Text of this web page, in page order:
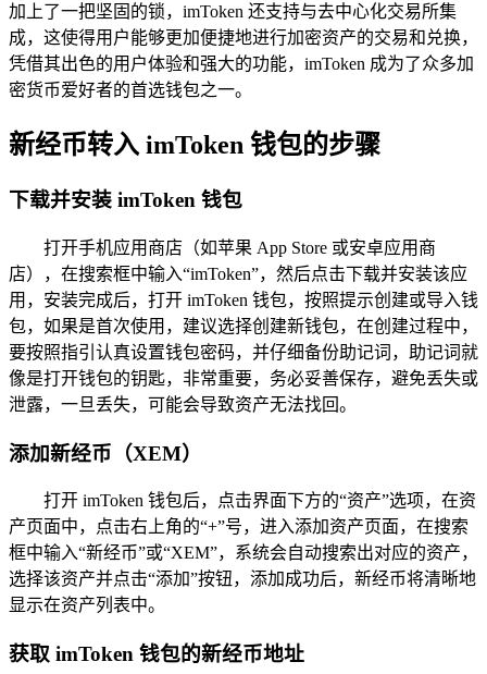
加上了一把坚固的锁，imToken 还支持与去中心化交易所集
成，这使得用户能够更加便捷地进行加密资产的交易和兑换，
凭借其出色的用户体验和强大的功能，imToken 成为了众多加
密货币爱好者的首选钱包之一。
新经币转入 imToken 钱包的步骤
下载并安装 imToken 钱包
打开手机应用商店（如苹果 App Store 或安卓应用商
店），在搜索框中输入“imToken”，然后点击下载并安装该应
用，安装完成后，打开 imToken 钱包，按照提示创建或导入钱
包，如果是首次使用，建议选择创建新钱包，在创建过程中，
要按照指引认真设置钱包密码，并仔细备份助记词，助记词就
像是打开钱包的钥匙，非常重要，务必妥善保存，避免丢失或
泄露，一旦丢失，可能会导致资产无法找回。
添加新经币（XEM）
打开 imToken 钱包后，点击界面下方的“资产”选项，在资
产页面中，点击右上角的“+”号，进入添加资产页面，在搜索
框中输入“新经币”或“XEM”，系统会自动搜索出对应的资产，
选择该资产并点击“添加”按钮，添加成功后，新经币将清晰地
显示在资产列表中。
获取 imToken 钱包的新经币地址